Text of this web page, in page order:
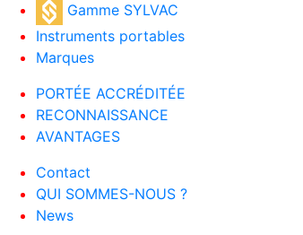
Gamme SYLVAC
Instruments portables
Marques
PORTÉE ACCRÉDITÉE
RECONNAISSANCE
AVANTAGES
Contact
QUI SOMMES-NOUS ?
News